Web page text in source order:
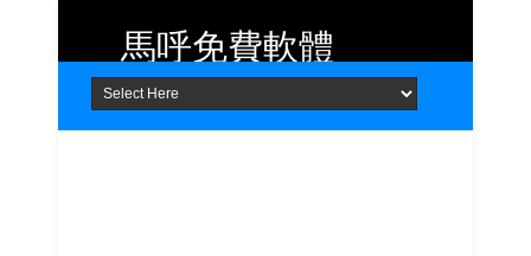
Home About Contact
馬呼免費軟體
提供 Android、iOS 好用的手機應用
程式及 Windows 免費軟體